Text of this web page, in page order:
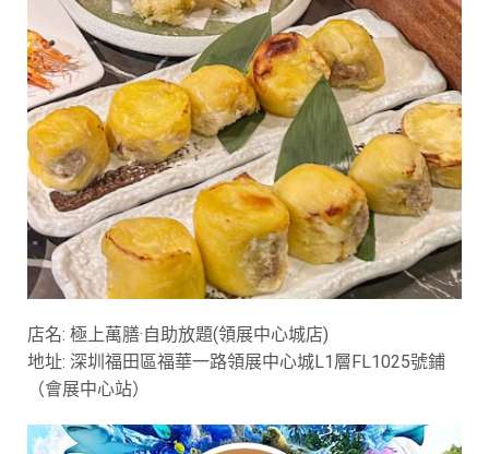
店名: 極上萬膳·自助放題(領展中心城店)
地址: 深圳福田區福華一路領展中心城L1層FL1025號鋪
（會展中心站）